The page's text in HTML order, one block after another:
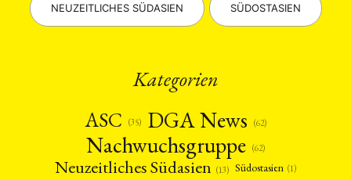
NEUZEITLICHES SÜDASIEN SÜDOSTASIEN
Kategorien
ASC
(35) DGA News (62)
Nachwuchsgruppe (62)
Neuzeitliches Südasien (13) Südostasien (1)